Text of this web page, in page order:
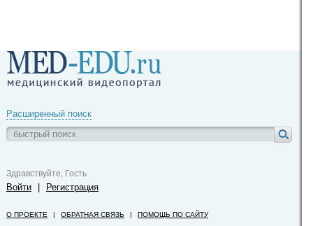
Расширенный поиск
Здравствуйте, Гость
Войти Регистрация
О ПРОЕКТЕ | ОБРАТНАЯ СВЯЗЬ | ПОМОЩЬ ПО САЙТУ